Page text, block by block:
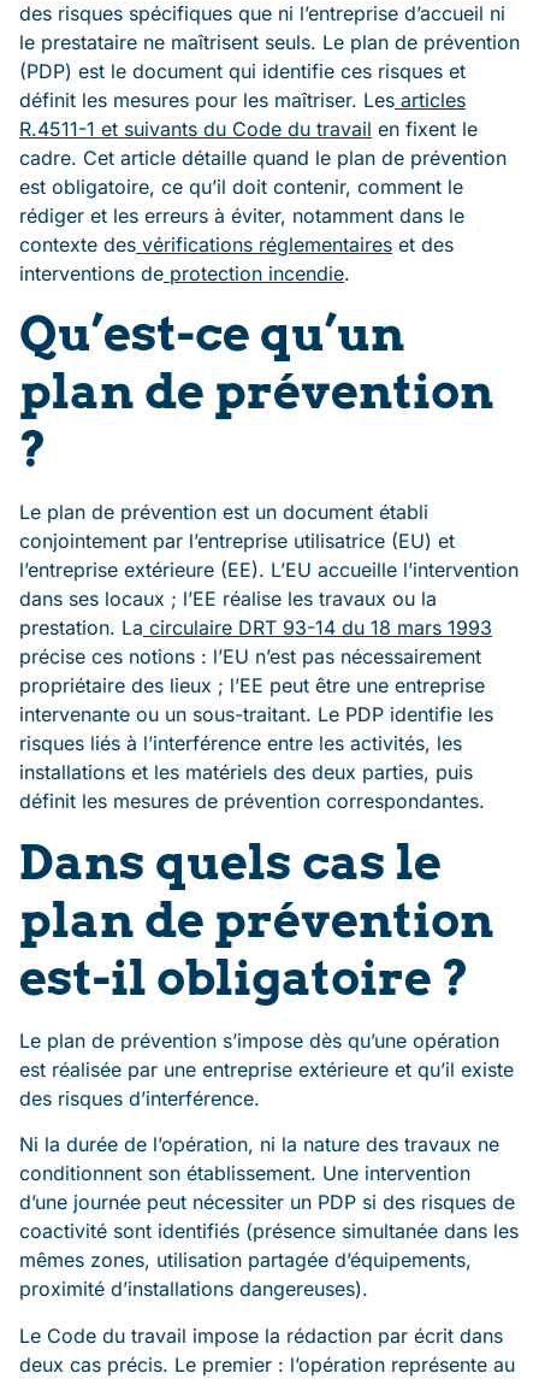
des risques spécifiques que ni l’entreprise d’accueil ni
le prestataire ne maîtrisent seuls. Le plan de prévention
(PDP) est le document qui identifie ces risques et
définit les mesures pour les maîtriser. Les articles
R.4511-1 et suivants du Code du travail en fixent le
cadre. Cet article détaille quand le plan de prévention
est obligatoire, ce qu’il doit contenir, comment le
rédiger et les erreurs à éviter, notamment dans le
contexte des vérifications réglementaires et des
interventions de protection incendie.
Qu’est-ce qu’un
plan de prévention
?
Le plan de prévention est un document établi
conjointement par l’entreprise utilisatrice (EU) et
l’entreprise extérieure (EE). L’EU accueille l’intervention
dans ses locaux ; l’EE réalise les travaux ou la
prestation. La circulaire DRT 93-14 du 18 mars 1993
précise ces notions : l’EU n’est pas nécessairement
propriétaire des lieux ; l’EE peut être une entreprise
intervenante ou un sous-traitant. Le PDP identifie les
risques liés à l’interférence entre les activités, les
installations et les matériels des deux parties, puis
définit les mesures de prévention correspondantes.
Dans quels cas le
plan de prévention
est-il obligatoire ?
Le plan de prévention s’impose dès qu’une opération
est réalisée par une entreprise extérieure et qu’il existe
des risques d’interférence.
Ni la durée de l’opération, ni la nature des travaux ne
conditionnent son établissement. Une intervention
d’une journée peut nécessiter un PDP si des risques de
coactivité sont identifiés (présence simultanée dans les
mêmes zones, utilisation partagée d’équipements,
proximité d’installations dangereuses).
Le Code du travail impose la rédaction par écrit dans
deux cas précis. Le premier : l’opération représente au